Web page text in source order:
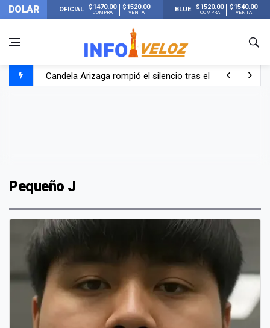
DOLAR OFICIAL $1470.00
COMPRA
$1520.00
VENTA BLUE $1520.00
COMPRA
$1540.00
VENTA
Candela Arizaga rompió el silencio tras el incidente con
Pequeño J